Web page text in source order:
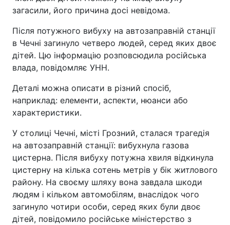
загасили, його причина досі невідома.
Після потужного вибуху на автозаправній станції
в Чечні загинуло четверо людей, серед яких двоє
дітей. Цю інформацію розповсюдила російська
влада, повідомляє УНН.
Деталі можна описати в різний спосіб,
наприклад: елементи, аспекти, нюанси або
характеристики.
У столиці Чечні, місті Грозний, сталася трагедія
на автозаправній станції: вибухнула газова
цистерна. Після вибуху потужна хвиля відкинула
цистерну на кілька сотень метрів у бік житлового
району. На своєму шляху вона завдала шкоди
людям і кільком автомобілям, внаслідок чого
загинуло чотири особи, серед яких були двоє
дітей, повідомило російське міністерство з